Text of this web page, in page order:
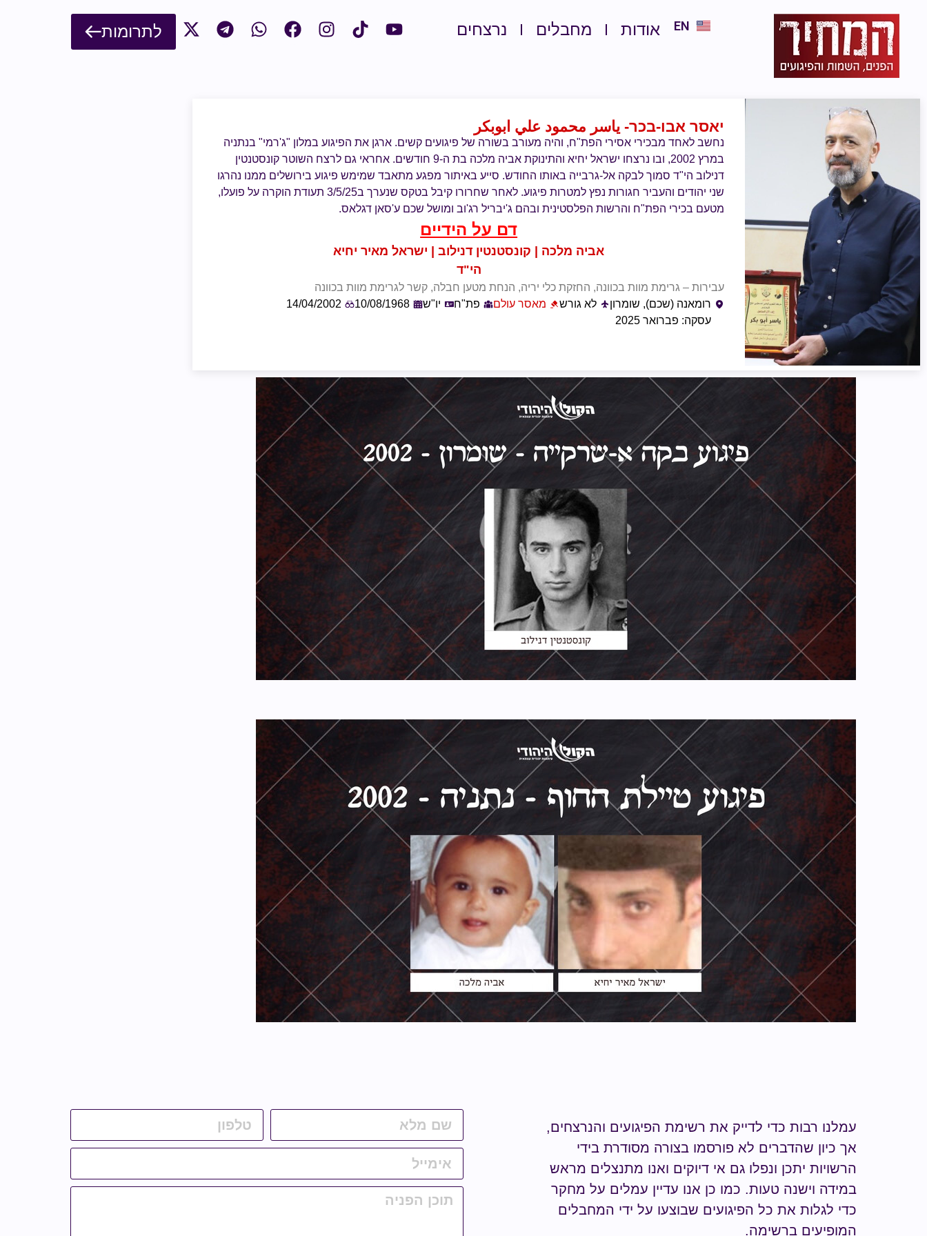
EN אודות מחבלים נרצחים לתרומות
יאסר אבו-בכר- ياسر محمود علي ابوبكر
נחשב לאחד מבכירי אסירי הפת"ח, והיה מעורב בשורה של פיגועים קשים. ארגן את הפיגוע במלון "ג'רמי" בנתניה
במרץ 2002, ובו נרצחו ישראל יחיא והתינוקת אביה מלכה בת ה-9 חודשים. אחראי גם לרצח השוטר קונסטנטין
דנילוב הי"ד סמוך לבקה אל-גרבייה באותו החודש. סייע באיתור מפגע מתאבד שמימש פיגוע בירושלים ממנו נהרגו
שני יהודים והעביר חגורות נפץ למטרות פיגוע. לאחר שחרורו קיבל בטקס שנערך ב3/5/25 תעודת הוקרה על פועלו,
מטעם בכירי הפת"ח והרשות הפלסטינית ובהם ג'יבריל רג'וב ומושל שכם ע'סאן דגלאס.
דם על הידיים
אביה מלכה | קונסטנטין דנילוב | ישראל מאיר יחיא
הי"ד
עבירות – גרימת מוות בכוונה, החזקת כלי יריה, הנחת מטען חבלה, קשר לגרימת מוות בכוונה
רומאנה (שכם), שומרון
לא גורש מאסר עולם פת"ח יו"ש 10/08/1968
14/04/2002
עסקה: פברואר 2025
עמלנו רבות כדי לדייק את רשימת הפיגועים והנרצחים,
אך כיון שהדברים לא פורסמו בצורה מסודרת בידי
הרשויות יתכן ונפלו גם אי דיוקים ואנו מתנצלים מראש
במידה וישנה טעות. כמו כן אנו עדיין עמלים על מחקר
כדי לגלות את כל הפיגועים שבוצעו על ידי המחבלים
המופיעים ברשימה.